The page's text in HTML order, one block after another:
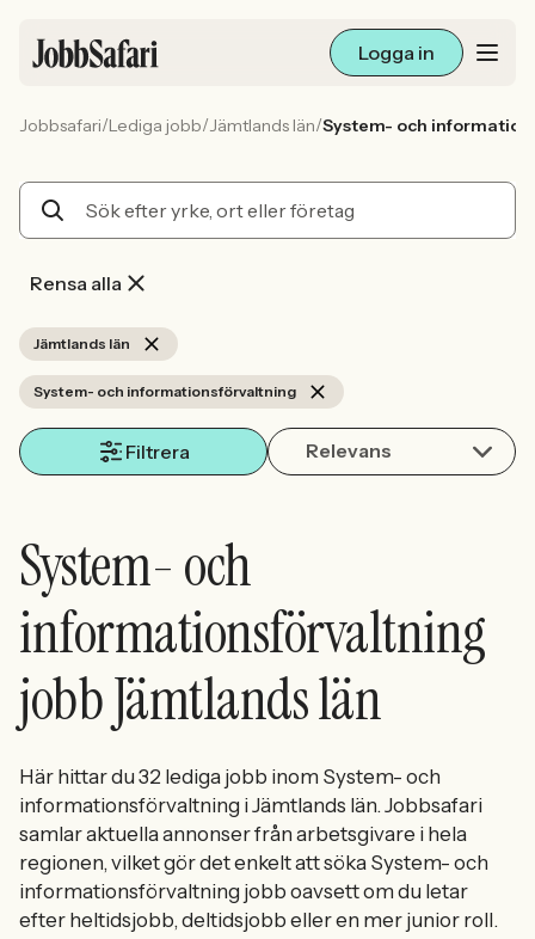
Logga in
Arbetsliv och karriär
Sök med AI
Ny här? Skapa konto
Jobbsafari/Lediga jobb/Jämtlands län/System- och
Rensa alla
Jämtlands län
System- och informationsförvaltning
Filtrera Relevans
System- och
informationsförvaltning
jobb Jämtlands län
Här hittar du 32 lediga jobb inom System- och
informationsförvaltning i Jämtlands län. Jobbsafari
samlar aktuella annonser från arbetsgivare i hela
regionen, vilket gör det enkelt att söka System- och
informationsförvaltning jobb oavsett om du letar
efter heltidsjobb, deltidsjobb eller en mer junior roll.